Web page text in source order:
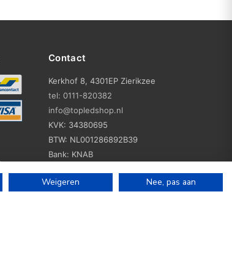
Contact
Kerkhof 8, 4301EP Zierikzee
tel: 0111-820382
info@topledshop.nl
KVK: 34380695
BTW: NL001286892B39
Bank: KNAB
Weigeren Nee, pas aan